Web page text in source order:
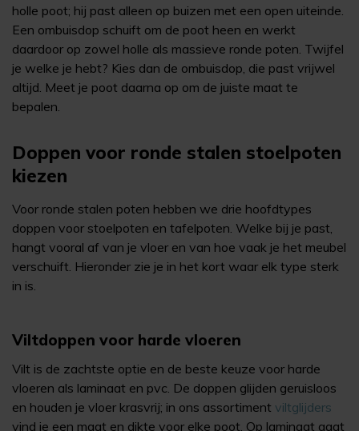
holle poot; hij past alleen op buizen met een open uiteinde.
Een ombuisdop schuift om de poot heen en werkt
daardoor op zowel holle als massieve ronde poten. Twijfel
je welke je hebt? Kies dan de ombuisdop, die past vrijwel
altijd. Meet je poot daarna op om de juiste maat te
bepalen.
Doppen voor ronde stalen stoelpoten
kiezen
Voor ronde stalen poten hebben we drie hoofdtypes
doppen voor stoelpoten en tafelpoten. Welke bij je past,
hangt vooral af van je vloer en van hoe vaak je het meubel
verschuift. Hieronder zie je in het kort waar elk type sterk
in is.
Viltdoppen voor harde vloeren
Vilt is de zachtste optie en de beste keuze voor harde
vloeren als laminaat en pvc. De doppen glijden geruisloos
en houden je vloer krasvrij; in ons assortiment viltglijders
vind je een maat en dikte voor elke poot. Op laminaat gaat